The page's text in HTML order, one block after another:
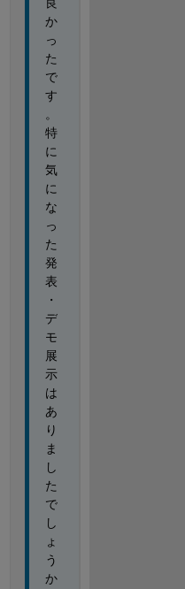
良
か
っ
た
で
す
。
特
に
気
に
な
っ
た
発
表
・
デ
モ
展
示
は
あ
り
ま
し
た
で
し
ょ
う
か